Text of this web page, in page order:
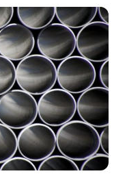
zaubern. Da...